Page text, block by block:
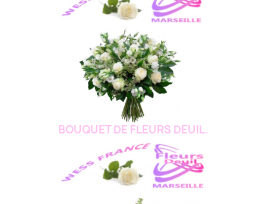
BOUQUET DE FLEURS DEUIL.